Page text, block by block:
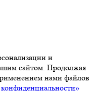
и
сайтом. Продолжая
нами файлов